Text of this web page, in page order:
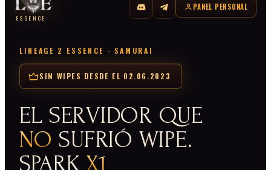
ESSENCE
PANEL PERSONAL
LINEAGE 2 ESSENCE · SAMURAI
SIN WIPES DESDE EL 02.06.2023
EL SERVIDOR QUE
NO SUFRIÓ WIPE.
SPARK X1